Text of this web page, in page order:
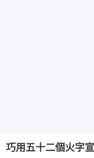
巧用五十二個火字